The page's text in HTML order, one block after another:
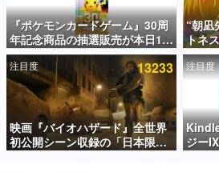
アプリセール情報
インタビュー
連載・特集一覧
殿堂入り記事
SNS拡散数が数千以上！ ペ
ど。多くの人々に読まれた、
事をまとめました。
『ポケモンカードゲーム』30周
年記念商品の抽選販売が本日12
時より開始。拡張パック「30th
CELEBRATION」のボックス
に、「プレミアムデッキセット
エーフィ・ブラッキー」
「FUTURISTIC BOX」の計3商
品
“朝凪
トネ
れ！
ペー
CVは
注目度 13233
映画『バイオハザード』全世界
初公開シーン収録の「日本限
定」予告映像が解禁。バイオの
注目度
ジー
んと